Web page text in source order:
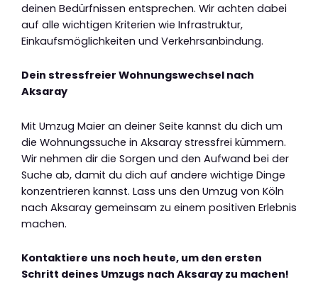
deinen Bedürfnissen entsprechen. Wir achten dabei
auf alle wichtigen Kriterien wie Infrastruktur,
Einkaufsmöglichkeiten und Verkehrsanbindung.
Dein stressfreier Wohnungswechsel nach
Aksaray
Mit Umzug Maier an deiner Seite kannst du dich um
die Wohnungssuche in Aksaray stressfrei kümmern.
Wir nehmen dir die Sorgen und den Aufwand bei der
Suche ab, damit du dich auf andere wichtige Dinge
konzentrieren kannst. Lass uns den Umzug von Köln
nach Aksaray gemeinsam zu einem positiven Erlebnis
machen.
Kontaktiere uns noch heute, um den ersten
Schritt deines Umzugs nach Aksaray zu machen!